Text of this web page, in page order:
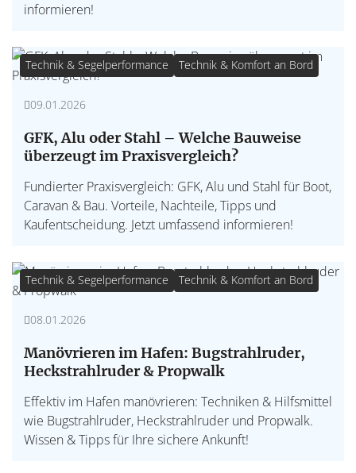
informieren!
Technik & Segelperformance Technik & Komfort an Bord
09.01.2026
GFK, Alu oder Stahl – Welche Bauweise
überzeugt im Praxisvergleich?
Fundierter Praxisvergleich: GFK, Alu und Stahl für Boot,
Caravan & Bau. Vorteile, Nachteile, Tipps und
Kaufentscheidung. Jetzt umfassend informieren!
Technik & Segelperformance Technik & Komfort an Bord
08.01.2026
Manövrieren im Hafen: Bugstrahlruder,
Heckstrahlruder & Propwalk
Effektiv im Hafen manövrieren: Techniken & Hilfsmittel
wie Bugstrahlruder, Heckstrahlruder und Propwalk.
Wissen & Tipps für Ihre sichere Ankunft!